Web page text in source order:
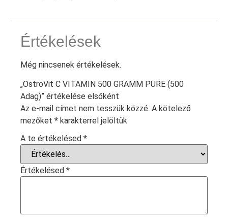
Értékelések
Még nincsenek értékelések.
„OstroVit C VITAMIN 500 GRAMM PURE (500
Adag)” értékelése elsőként
Az e-mail címet nem tesszük közzé. A kötelező
mezőket * karakterrel jelöltük
A te értékelésed *
Értékelésed *